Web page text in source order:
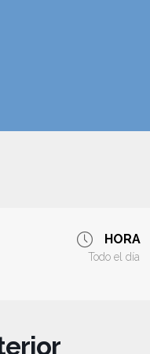
HORA
Todo el día